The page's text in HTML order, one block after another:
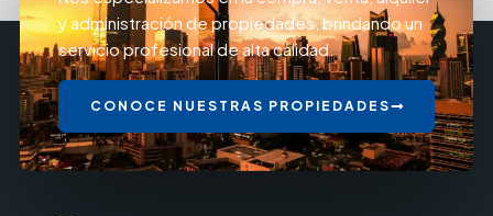
y administración de propiedades, brindando un
servicio profesional de alta calidad.
CONOCE NUESTRAS PROPIEDADES